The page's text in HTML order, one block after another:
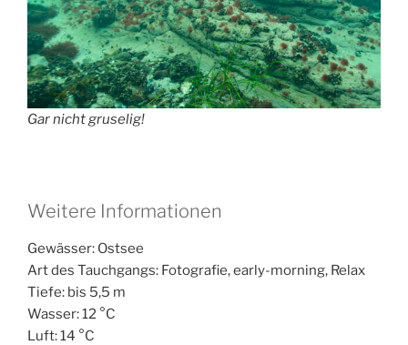
Gar nicht gruselig!
Weitere Informationen
Gewässer: Ostsee
Art des Tauchgangs: Fotografie, early-morning, Relax
Tiefe: bis 5,5 m
Wasser: 12 °C
Luft: 14 °C